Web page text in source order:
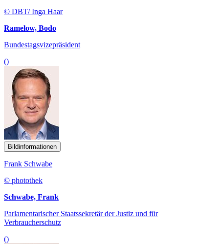
© DBT/ Inga Haar
Ramelow, Bodo
Bundestagsvizepräsident
()
Bildinformationen
Frank Schwabe
© photothek
Schwabe, Frank
Parlamentarischer Staatssekretär der Justiz und für
Verbraucherschutz
()